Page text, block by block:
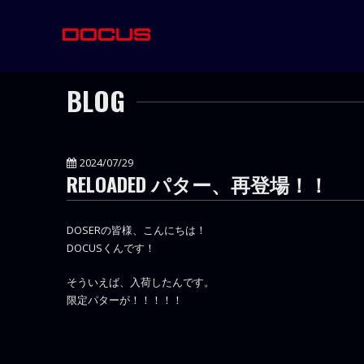
BLOG
2024/07/29
RELOADED パター、再登場！！
DOSERの皆様、こんにちは！
DOCUSくんです！
そういえば、入荷したんです。
限定パターが！！！！！